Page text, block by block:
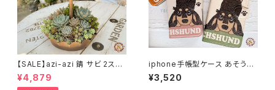
【SALE】azi-azi 錆 サビ 2ステ
ップ プランター
¥4,879
iphone手帳型ケース あそうぼ
うよ ダックス 手帳型ケース スマ
ートフォンケース
¥3,520